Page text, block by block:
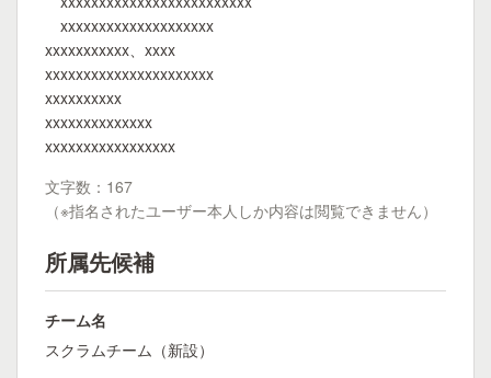
xxxxxxxxxxxxxxxxxxxx
xxxxxxxxxxx、xxxx
xxxxxxxxxxxxxxxxxxxxxx
xxxxxxxxxx
xxxxxxxxxxxxxx
xxxxxxxxxxxxxxxxx
文字数：167
（※指名されたユーザー本人しか内容は閲覧できません）
所属先候補
チーム名
スクラムチーム（新設）